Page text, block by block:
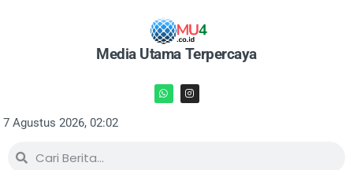
Media Utama Terpercaya
7 Agustus 2026, 02:02